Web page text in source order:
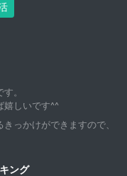
。
嬉しいです^^
きっかけができますので、
ング